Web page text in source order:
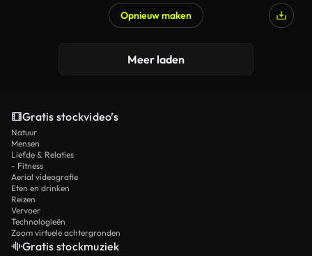
Opnieuw maken
Meer laden
Gratis stockvideo’s
Natuur
Mensen
Liefde & Relaties
- Fitness
Aerial videografie
Eten en drinken
Reizen
Vervoer
Technologieën
Zoom virtuele achtergronden
Gratis stockmuziek